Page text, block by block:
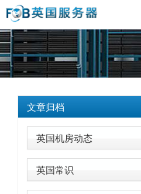
文章归档
英国机房动态
英国常识